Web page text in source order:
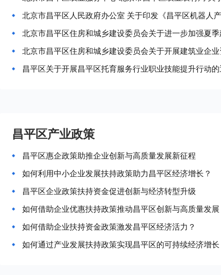
北京市昌平区住房和城乡建设委员会关于开展建筑业企
昌平区关于开展昌平区托育服务行业职业技能提升行动
昌平区产业政策
昌平区惠企政策助推企业创新与高质量发展新征程
如何利用中小企业发展扶持政策助力昌平区经济增长？
昌平区企业政策扶持资金促进创新与经济转型升级
如何借助企业优惠扶持政策推动昌平区创新与高质量发
如何借助企业扶持资金政策激发昌平区经济活力？
如何通过产业发展扶持政策实现昌平区的可持续经济增